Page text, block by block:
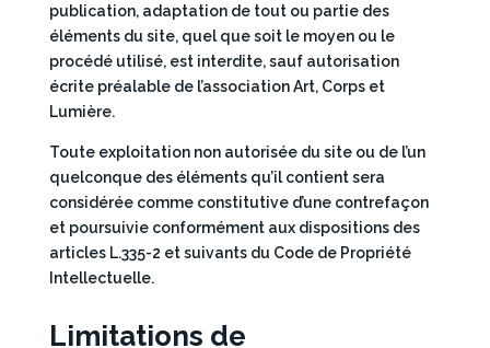
publication, adaptation de tout ou partie des
éléments du site, quel que soit le moyen ou le
procédé utilisé, est interdite, sauf autorisation
écrite préalable de l’association Art, Corps et
Lumière.
Toute exploitation non autorisée du site ou de l’un
quelconque des éléments qu’il contient sera
considérée comme constitutive d’une contrefaçon
et poursuivie conformément aux dispositions des
articles L.335-2 et suivants du Code de Propriété
Intellectuelle.
Limitations de